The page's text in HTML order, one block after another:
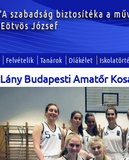
Felvételik Tanárok Diákélet
Lány Budapesti Amatőr